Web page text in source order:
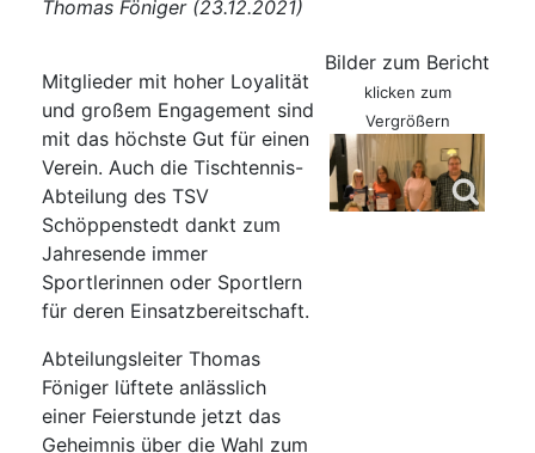
Thomas Föniger (23.12.2021)
Mitglieder mit hoher Loyalität
und großem Engagement sind
mit das höchste Gut für einen
Verein. Auch die Tischtennis-
Abteilung des TSV
Schöppenstedt dankt zum
Jahresende immer
Sportlerinnen oder Sportlern
für deren Einsatzbereitschaft.
Abteilungsleiter Thomas
Föniger lüftete anlässlich
einer Feierstunde jetzt das
Geheimnis über die Wahl zum
Bilder zum Bericht
klicken zum
Vergrößern